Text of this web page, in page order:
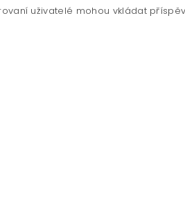
uživatelé mohou vkládat